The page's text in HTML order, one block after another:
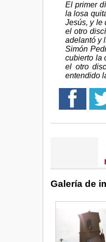
El primer
la losa
Jesús, y le
el otro
adelantó y
Simón
cubierto la
el otro
entendido
Galería de